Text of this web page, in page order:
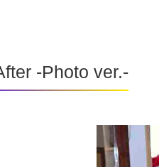
-Photo ver.-